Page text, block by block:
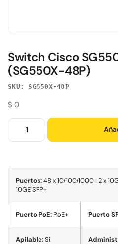
Switch Cisco
(SG550X-48P)
SKU: SG550X-48P
$ 0
Puertos:48 x 10/100/1000 | 2 x
10GE SFP+
Puerto PoE: PoE+ Puerto
Apilable:Si